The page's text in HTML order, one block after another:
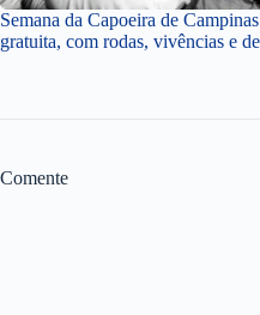
Semana da Capoeira de
gratuita, com rodas, vivências e
Comente